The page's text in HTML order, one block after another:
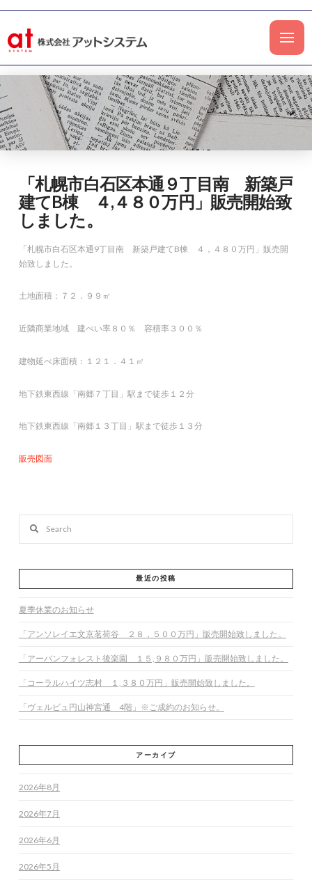
「札幌市白石区本通９丁目南 新築戸
建てB棟 ４,４８０万円」販売開始致
しました。
「札幌市白石区本通9丁目南 新築戸建てB棟 ４，４８０万円」販売開
始致しました。
土地面積：７２．９９㎡
近隣商業地域 建ぺい率８０％ 容積率３００％
建物延べ床面積：１２１．４１㎡
地下鉄東西線「南郷７丁目」駅まで徒歩１２分
地下鉄東西線「南郷１３丁目」駅まで徒歩１３分
販売図面
最近の投稿
夏季休業のお知らせ
「アンソレイエ文京茗荷谷 ２８，５００万円」販売開始致しました。
「アーバンフォレスト後楽園 １５,９８０万円」販売開始致しました。
「コーラルハイツ志村 １,３８０万円」販売開始致しました。
「ヴェルビュ円山神宮通 4階」※ご成約のお知らせ。
アーカイブ
2026年8月
2026年7月
2026年6月
2026年5月